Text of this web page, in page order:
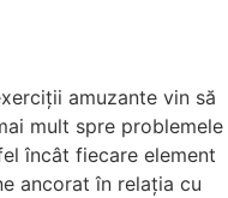
amuzante vin să
mult spre problemele
încât fiecare element
ancorat în relaţia cu